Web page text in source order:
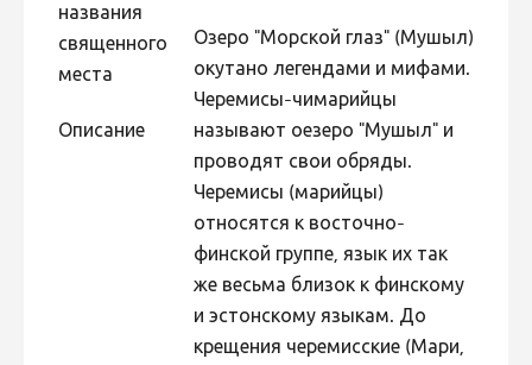
Фотоконкурс 2019
Фотоконкурс 2018
Фотоконкурс 2017
Фотоконкурс 2016
Фотоконкурс 2015
Фотоконкурс 2014
Фотоконкурс 2013
Фотоконкурс 2011
названия
священного
места
Описание
Озеро "Морской глаз" (Мушыл)
окутано легендами и мифами.
Черемисы-чимарийцы
называют оезеро "Мушыл" и
проводят свои обряды.
Черемисы (марийцы)
относятся к восточно-
финской группе, язык их так
же весьма близок к финскому
и эстонскому языкам. До
крещения черемисские (Мари,